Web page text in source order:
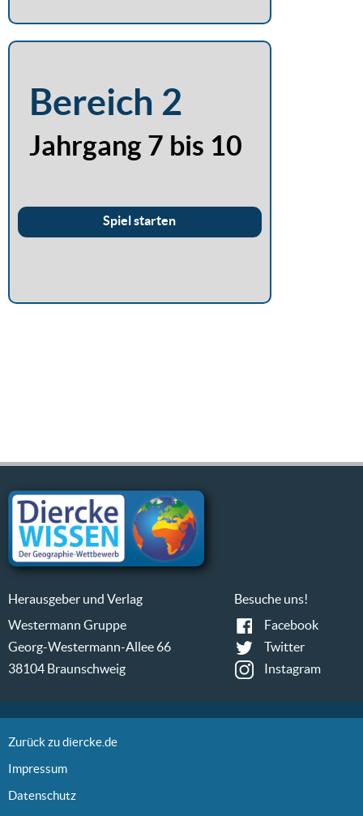
Bereich 2
Jahrgang 7 bis 10
Spiel starten
Herausgeber und Verlag
Westermann Gruppe
Georg-Westermann-Allee 66
38104 Braunschweig
Besuche uns!
Facebook
Twitter
Instagram
Zurück zu diercke.de
Impressum
Datenschutz